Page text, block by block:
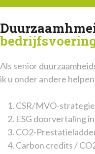
Als senior
ik u onder andere
CSR/MVO-strategie
ESG doorvertaling
CO2-
Carbon credits /